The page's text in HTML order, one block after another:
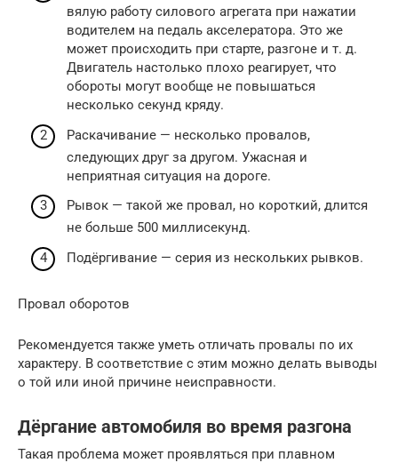
вялую работу силового агрегата при нажатии
водителем на педаль акселератора. Это же
может происходить при старте, разгоне и т. д.
Двигатель настолько плохо реагирует, что
обороты могут вообще не повышаться
несколько секунд кряду.
Раскачивание — несколько провалов,
следующих друг за другом. Ужасная и
неприятная ситуация на дороге.
Рывок — такой же провал, но короткий, длится
не больше 500 миллисекунд.
Подёргивание — серия из нескольких рывков.
Провал оборотов
Рекомендуется также уметь отличать провалы по их
характеру. В соответствие с этим можно делать выводы
о той или иной причине неисправности.
Дёргание автомобиля во время разгона
Такая проблема может проявляться при плавном